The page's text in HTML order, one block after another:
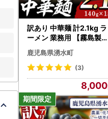
訳あり 中華麺 計2.1kg ラ
ーメン 業務用 【霧島製萌
】_y378
鹿児島県湧水町
(3)
8,000